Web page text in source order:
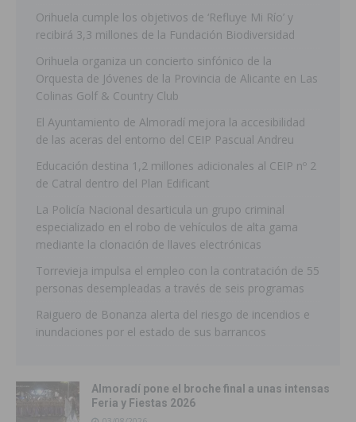
Orihuela cumple los objetivos de ‘Refluye Mi Río’ y
recibirá 3,3 millones de la Fundación Biodiversidad
Orihuela organiza un concierto sinfónico de la
Orquesta de Jóvenes de la Provincia de Alicante en Las
Colinas Golf & Country Club
El Ayuntamiento de Almoradí mejora la accesibilidad
de las aceras del entorno del CEIP Pascual Andreu
Educación destina 1,2 millones adicionales al CEIP nº 2
de Catral dentro del Plan Edificant
La Policía Nacional desarticula un grupo criminal
especializado en el robo de vehículos de alta gama
mediante la clonación de llaves electrónicas
Torrevieja impulsa el empleo con la contratación de 55
personas desempleadas a través de seis programas
Raiguero de Bonanza alerta del riesgo de incendios e
inundaciones por el estado de sus barrancos
Almoradí pone el broche final a unas intensas
Feria y Fiestas 2026